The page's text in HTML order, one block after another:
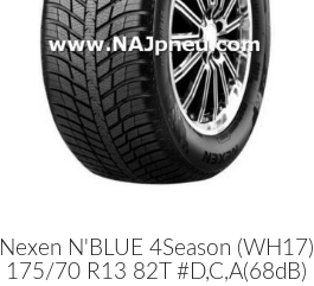
Nexen N'BLUE 4Season (WH17)
175/70 R13 82T #D,C,A(68dB)